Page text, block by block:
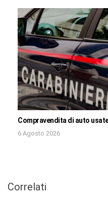
Compravendita di auto
6 Agosto 2026
Correlati